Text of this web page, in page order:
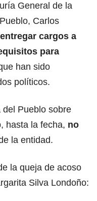
General de la
Carlos
entregar cargos a
para
han sido
políticos.
Pueblo sobre
hasta la fecha, no
la entidad.
la queja de acoso
Silva Londoño: